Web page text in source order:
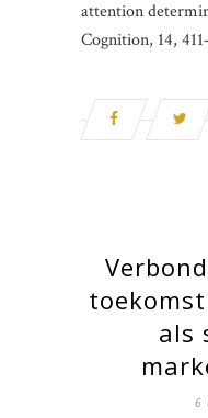
attention
Cognition, 14,
als
6